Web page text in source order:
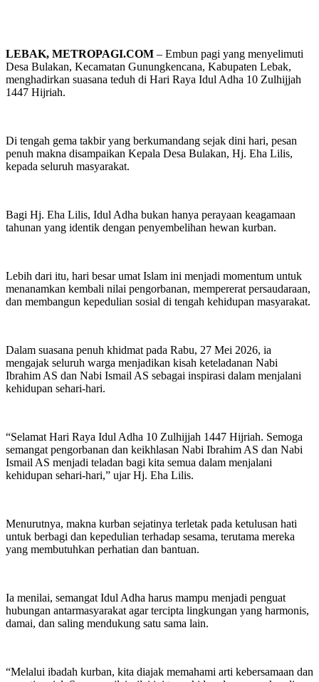
LEBAK, METROPAGI.COM – Embun pagi yang menyelimuti
Desa Bulakan, Kecamatan Gunungkencana, Kabupaten Lebak,
menghadirkan suasana teduh di Hari Raya Idul Adha 10 Zulhijjah
1447 Hijriah.
Di tengah gema takbir yang berkumandang sejak dini hari, pesan
penuh makna disampaikan Kepala Desa Bulakan, Hj. Eha Lilis,
kepada seluruh masyarakat.
Bagi Hj. Eha Lilis, Idul Adha bukan hanya perayaan keagamaan
tahunan yang identik dengan penyembelihan hewan kurban.
Lebih dari itu, hari besar umat Islam ini menjadi momentum untuk
menanamkan kembali nilai pengorbanan, mempererat persaudaraan,
dan membangun kepedulian sosial di tengah kehidupan masyarakat.
Dalam suasana penuh khidmat pada Rabu, 27 Mei 2026, ia
mengajak seluruh warga menjadikan kisah keteladanan Nabi
Ibrahim AS dan Nabi Ismail AS sebagai inspirasi dalam menjalani
kehidupan sehari-hari.
“Selamat Hari Raya Idul Adha 10 Zulhijjah 1447 Hijriah. Semoga
semangat pengorbanan dan keikhlasan Nabi Ibrahim AS dan Nabi
Ismail AS menjadi teladan bagi kita semua dalam menjalani
kehidupan sehari-hari,” ujar Hj. Eha Lilis.
Menurutnya, makna kurban sejatinya terletak pada ketulusan hati
untuk berbagi dan kepedulian terhadap sesama, terutama mereka
yang membutuhkan perhatian dan bantuan.
Ia menilai, semangat Idul Adha harus mampu menjadi penguat
hubungan antarmasyarakat agar tercipta lingkungan yang harmonis,
damai, dan saling mendukung satu sama lain.
“Melalui ibadah kurban, kita diajak memahami arti kebersamaan dan